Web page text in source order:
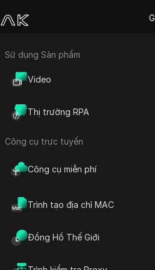
mại điện tử
liên kết
dữ liệu web
Sử dụng Sản phẩm
Video
Thị trường RPA
Công cụ trực tuyến
Công cụ miễn phí
Trình tạo địa chỉ MAC
Đồng Hồ Thế Giới
Quay lại
Cách
để
Mikhail Kozlov
Thương mại điện tử
vẫn
cửa hàng đang trở nên
cầu dự kiến đạt khoảng